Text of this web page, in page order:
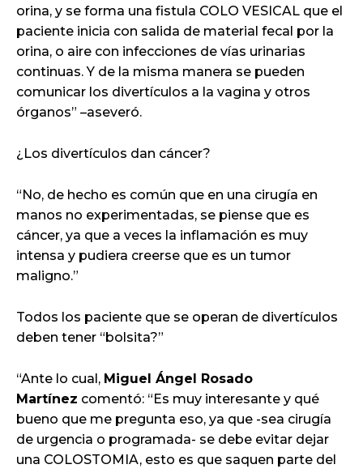
orina, y se forma una fistula COLO VESICAL que el
paciente inicia con salida de material fecal por la
orina, o aire con infecciones de vías urinarias
continuas. Y de la misma manera se pueden
comunicar los divertículos a la vagina y otros
órganos” –aseveró.
¿Los divertículos dan cáncer?
“No, de hecho es común que en una cirugía en
manos no experimentadas, se piense que es
cáncer, ya que a veces la inflamación es muy
intensa y pudiera creerse que es un tumor
maligno.”
Todos los paciente que se operan de divertículos
deben tener “bolsita?”
“Ante lo cual, Miguel Ángel Rosado
Martínez comentó: “Es muy interesante y qué
bueno que me pregunta eso, ya que -sea cirugía
de urgencia o programada- se debe evitar dejar
una COLOSTOMIA, esto es que saquen parte del